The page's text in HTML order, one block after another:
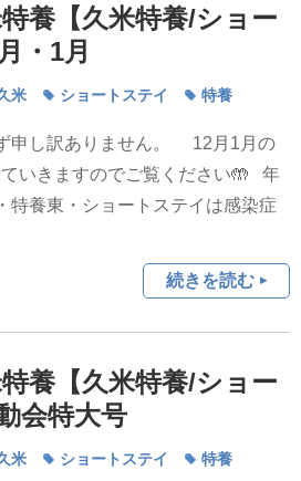
養【久米特養/ショー
・1月
米 ショートステイ 特養
申し訳ありません。 12月1月の
いきますのでご覧ください🤲 年
特養東・ショートステイは感染症
続きを読む
養【久米特養/ショー
会特大号
米 ショートステイ 特養